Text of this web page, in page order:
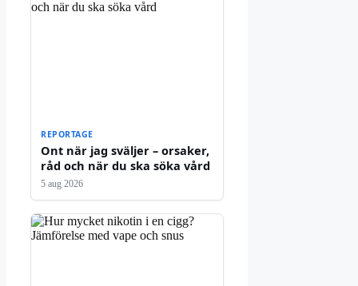
REPORTAGE
Ont när jag sväljer – orsaker,
råd och när du ska söka vård
5 aug 2026